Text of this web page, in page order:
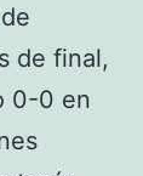
de final,
0-0 en